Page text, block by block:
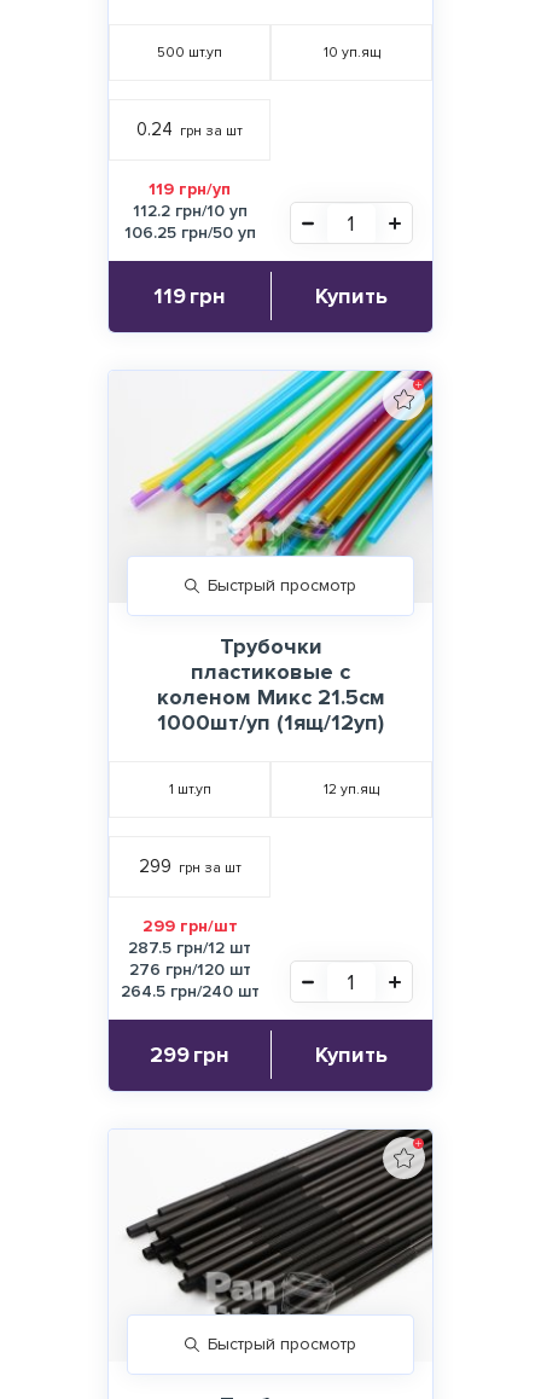
500 шт.уп 10 уп.ящ
0.24 грн за шт
119 грн/уп
112.2 грн/10 уп
106.25 грн/50 уп
119грн Купить
Быстрый просмотр
Трубочки
пластиковые с
коленом Микс 21.5см
1000шт/уп (1ящ/12уп)
1 шт.уп 12 уп.ящ
299 грн за шт
299 грн/шт
287.5 грн/12 шт
276 грн/120 шт
264.5 грн/240 шт
299грн Купить
Быстрый просмотр